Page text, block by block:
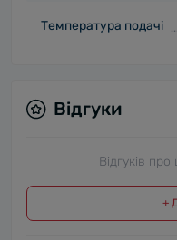
Температура подачі
Відгуки
Відгуків
+